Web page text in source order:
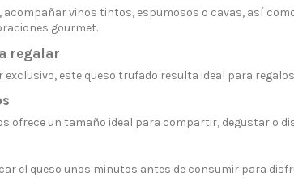
acompañar vinos tintos, espumosos o cavas, así
gourmet.
regalar
este queso trufado resulta ideal para
ofrece un tamaño ideal para compartir, degustar
el queso unos minutos antes de consumir para